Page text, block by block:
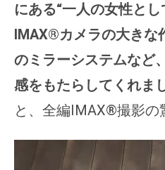
にある“一人の女性と
IMAX®カメラの大きな
のミラーシステムなど
感をもたらしてくれま
と、全編IMAX®撮影の